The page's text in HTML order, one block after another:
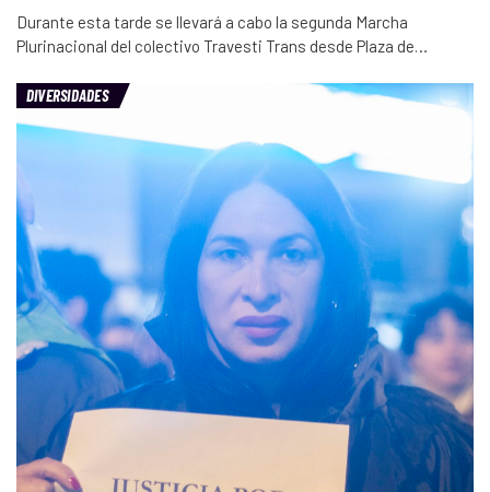
Durante esta tarde se llevará a cabo la segunda Marcha
Plurinacional del colectivo Travesti Trans desde Plaza de…
DIVERSIDADES